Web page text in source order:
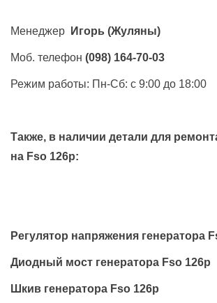
Менеджер Игорь (Жуляны)
Моб. телефон (098) 164-70-03
Режим работы: Пн-Сб: с 9:00 до 18:00
Также, в наличии детали для
на Fso 126p:
Регулятор напряжения генератора
Диодный мост генератора Fso 126p
Шкив генератора Fso 126p